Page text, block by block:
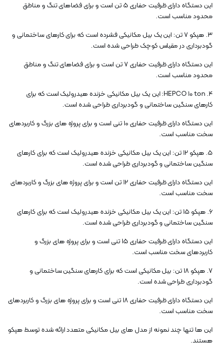
این دستگاه دارای ظرفیت حفاری 5 تن است و برای فضاهای تنگ و مناطق
محدود مناسب است.
3. هپکو 7 تن: این یک بیل مکانیکی فشرده است که برای کارهای ساختمانی و
گودبرداری در مقیاس کوچک طراحی شده است.
این دستگاه دارای ظرفیت حفاری 7 تن است و برای فضاهای تنگ و مناطق
محدود مناسب است.
4. HEPCO 10 ton: این یک بیل مکانیکی خزنده هیدرولیک است که برای
کارهای سنگین ساختمانی و گودبرداری طراحی شده است.
این دستگاه دارای ظرفیت حفاری 10 تنی است و برای پروژه های بزرگ و کاربردهای
سخت مناسب است.
5. هپکو 12 تن: این یک بیل مکانیکی خزنده هیدرولیک است که برای کارهای
سنگین ساختمانی و گودبرداری طراحی شده است.
این دستگاه دارای ظرفیت حفاری 12 تن است و برای پروژه های بزرگ و کاربردهای
سخت مناسب است.
6. هپکو 15 تن: این یک بیل مکانیکی خزنده هیدرولیک است که برای کارهای
سنگین ساختمانی و گودبرداری طراحی شده است.
این دستگاه دارای ظرفیت حفاری 15 تنی است و برای پروژه های بزرگ و
کاربردهای سخت مناسب است.
7. هپکو 18 تن: بیل مکانیکی است که برای کارهای سنگین ساختمانی و
گودبرداری طراحی شده است.
این دستگاه دارای ظرفیت حفاری 18 تنی است و برای پروژه های بزرگ و کاربردهای
سخت مناسب است.
این ها تنها چند نمونه از مدل های بیل مکانیکی متعدد ارائه شده توسط هپکو
هستند.